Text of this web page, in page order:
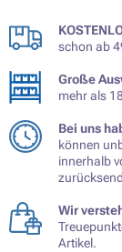
schon ab
Große
mehr als
Bei uns
können
innerhalb
Wir
Artikel.